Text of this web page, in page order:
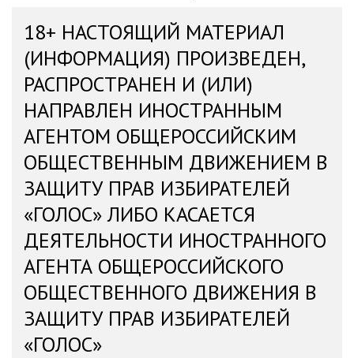
18+ НАСТОЯЩИЙ МАТЕРИАЛ
(ИНФОРМАЦИЯ) ПРОИЗВЕДЕН,
РАСПРОСТРАНЕН И (ИЛИ)
НАПРАВЛЕН ИНОСТРАННЫМ
АГЕНТОМ ОБЩЕРОССИЙСКИМ
ОБЩЕСТВЕННЫМ ДВИЖЕНИЕМ В
ЗАЩИТУ ПРАВ ИЗБИРАТЕЛЕЙ
«ГОЛОС» ЛИБО КАСАЕТСЯ
ДЕЯТЕЛЬНОСТИ ИНОСТРАННОГО
АГЕНТА ОБЩЕРОССИЙСКОГО
ОБЩЕСТВЕННОГО ДВИЖЕНИЯ В
ЗАЩИТУ ПРАВ ИЗБИРАТЕЛЕЙ
«ГОЛОС»